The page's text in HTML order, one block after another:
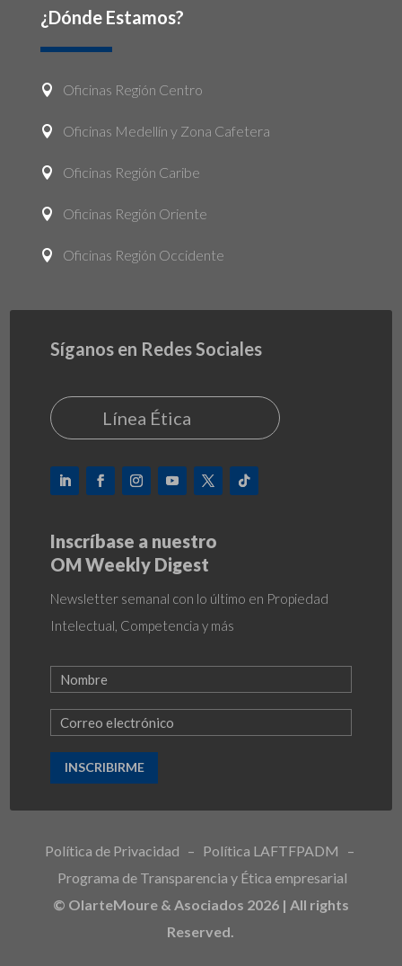
¿Dónde Estamos?
 Oficinas Región Centro
 Oficinas Medellín y Zona Cafetera
 Oficinas Región Caribe
 Oficinas Región Oriente
 Oficinas Región Occidente
Síganos en Redes Sociales
Línea Ética
Inscríbase a nuestro
OM Weekly Digest
Newsletter semanal con lo último en Propiedad
Intelectual, Competencia y más
INSCRIBIRME
Política de Privacidad – Política LAFTFPADM
–
Programa de Transparencia y Ética empresarial
© OlarteMoure & Asociados 2026 | All rights
Reserved.